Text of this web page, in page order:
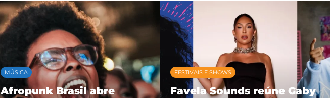
MÚSICA
Afropunk Brasil abre
FESTIVAIS E SHOWS
Favela Sounds reúne Gaby